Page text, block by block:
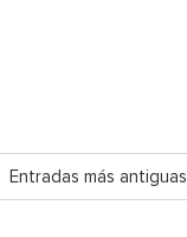
Entradas más antiguas